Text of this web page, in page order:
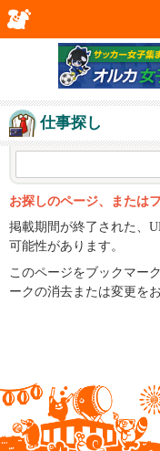
仕事探し
お探しのページ、または
掲載期間が終了された、
可能性があります。
このページをブックマー
ークの消去または変更を